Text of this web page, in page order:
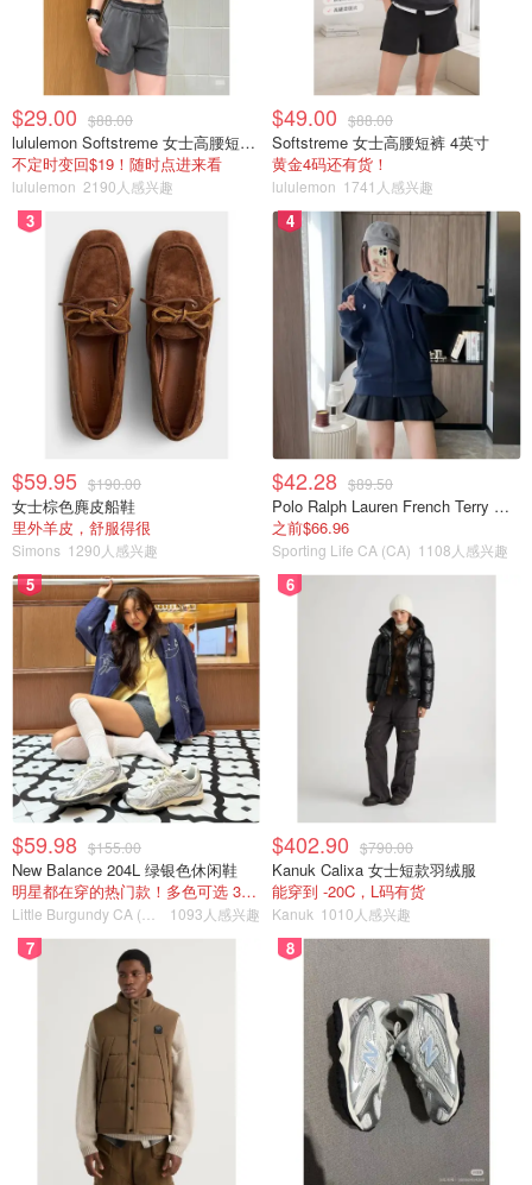
$29.00 $88.00
lululemon Softstreme 女士高腰短裤 10cm
不定时变回$19！随时点进来看
lululemon 2190人感兴趣
$49.00 $88.00
Softstreme 女士高腰短裤 4英寸
黄金4码还有货！
lululemon 1741人感兴趣
3
$59.95 $190.00
女士棕色麂皮船鞋
里外羊皮，舒服得很
Simons 1290人感兴趣
4
$42.28 $89.50
Polo Ralph Lauren French Terry 女童连帽卫衣 7-16码
之前$66.96
Sporting Life CA (CA) 1108人感兴趣
5
$59.98 $155.00
New Balance 204L 绿银色休闲鞋
明星都在穿的热门款！多色可选 3.8折
1093人感兴趣
6
$402.90 $790.00
Kanuk Calixa 女士短款羽绒服
能穿到 -20C，L码有货
Kanuk 1010人感兴趣
7 8